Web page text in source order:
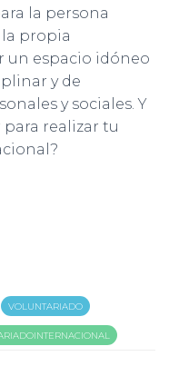
la persona
la propia
un espacio idóneo
y de
y sociales. Y
para realizar tu
VOLUNTARIADO